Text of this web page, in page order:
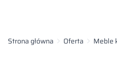
Strona główna Oferta Meble